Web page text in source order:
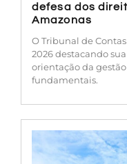
defesa dos
Amazonas
O Tribunal de
2026 destacando
orientação da
fundamentais.